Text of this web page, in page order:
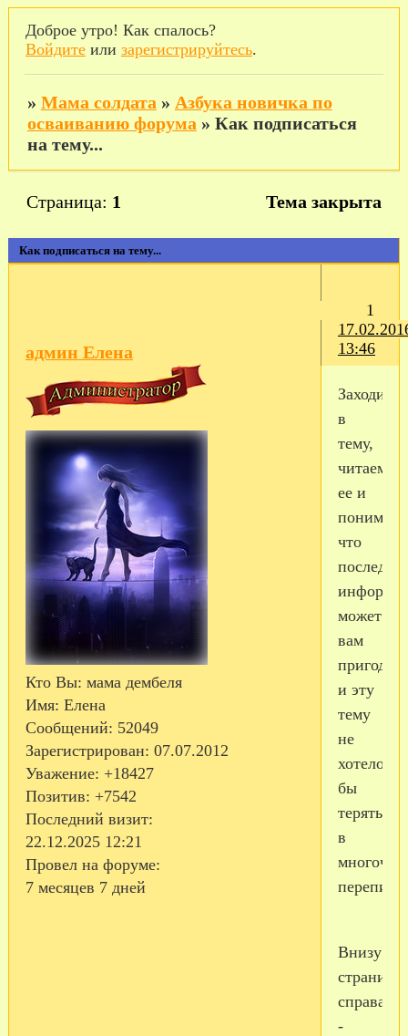
Доброе утро! Как спалось?
Войдитеили зарегистрируйтесь.
» Мама солдата » Азбука новичка по
осваиванию форума » Как подписаться
на тему...
Как подписаться на тему...
Страница: 1 Тема закрыта
1
13:46
админ Елена
Кто Вы: мама дембеля
Имя: Елена
Сообщений: 52049
Зарегистрирован: 07.07.2012
Уважение: +18427
Позитив: +7542
Последний визит:
22.12.2025 12:21
Провел на форуме:
7 месяцев 7 дней
Заходим
в
тему,
читаем
ее и
что
может
вам
и эту
тему
не
хотелось
бы
терять
в
Внизу
справа
-